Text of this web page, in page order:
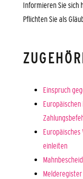
Informieren Sie sich
Pflichten Sie als
Einspruch
einleiten